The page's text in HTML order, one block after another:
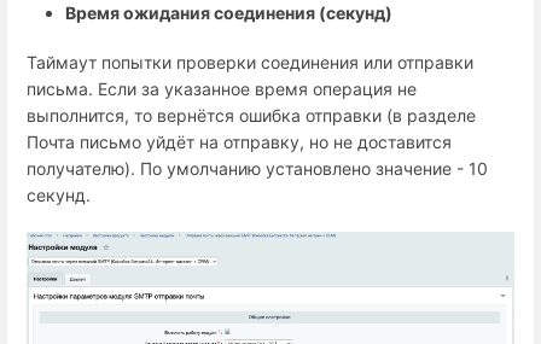
Время ожидания соединения (секунд)
Таймаут попытки проверки соединения или отправки
письма. Если за указанное время операция не
выполнится, то вернётся ошибка отправки (в разделе
Почта письмо уйдёт на отправку, но не доставится
получателю). По умолчанию установлено значение - 10
секунд.